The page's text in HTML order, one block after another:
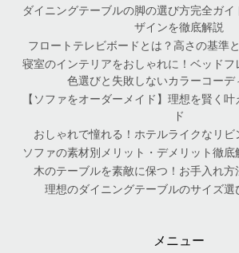
ダイニングテーブルの脚の選び方完全ガ
ザインを徹底解説
フロートテレビボードとは？高さの基準
寝室のインテリアをおしゃれに！ベッド
色選びと失敗しないカラーコーデ
【ソファをオーダーメイド】理想を賢く
ド
おしゃれで憧れる！ホテルライクなリビ
ソファの素材別メリット・デメリット徹
木のテーブルを素敵に保つ！お手入れ方
理想のダイニングテーブルのサイズ選
メニュー